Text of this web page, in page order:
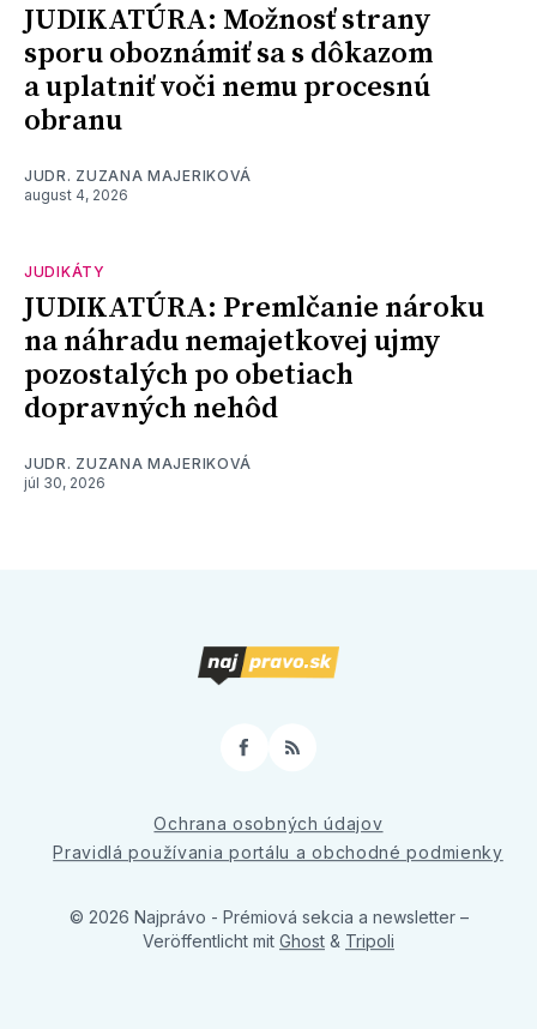
JUDIKATÚRA: Možnosť strany
sporu oboznámiť sa s dôkazom
a uplatniť voči nemu procesnú
obranu
JUDR. ZUZANA MAJERIKOVÁ
august 4, 2026
JUDIKÁTY
JUDIKATÚRA: Premlčanie nároku
na náhradu nemajetkovej ujmy
pozostalých po obetiach
dopravných nehôd
JUDR. ZUZANA MAJERIKOVÁ
júl 30, 2026
Facebook
RSS
Ochrana osobných údajov
Pravidlá používania portálu a obchodné podmienky
© 2026 Najprávo - Prémiová sekcia a newsletter –
Veröffentlicht mit Ghost & Tripoli